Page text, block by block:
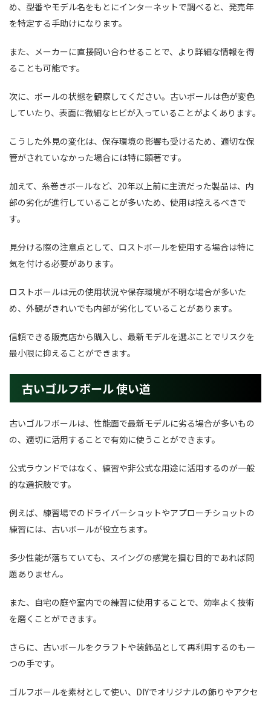
め、型番やモデル名をもとにインターネットで調べると、発売年
を特定する手助けになります。
また、メーカーに直接問い合わせることで、より詳細な情報を得
ることも可能です。
次に、ボールの状態を観察してください。古いボールは色が変色
していたり、表面に微細なヒビが入っていることがよくあります。
こうした外見の変化は、保存環境の影響も受けるため、適切な保
管がされていなかった場合には特に顕著です。
加えて、糸巻きボールなど、20年以上前に主流だった製品は、内
部の劣化が進行していることが多いため、使用は控えるべきで
す。
見分ける際の注意点として、ロストボールを使用する場合は特に
気を付ける必要があります。
ロストボールは元の使用状況や保存環境が不明な場合が多いた
め、外観がきれいでも内部が劣化していることがあります。
信頼できる販売店から購入し、最新モデルを選ぶことでリスクを
最小限に抑えることができます。
古いゴルフボール 使い道
古いゴルフボールは、性能面で最新モデルに劣る場合が多いもの
の、適切に活用することで有効に使うことができます。
公式ラウンドではなく、練習や非公式な用途に活用するのが一般
的な選択肢です。
例えば、練習場でのドライバーショットやアプローチショットの
練習には、古いボールが役立ちます。
多少性能が落ちていても、スイングの感覚を掴む目的であれば問
題ありません。
また、自宅の庭や室内での練習に使用することで、効率よく技術
を磨くことができます。
さらに、古いボールをクラフトや装飾品として再利用するのも一
つの手です。
ゴルフボールを素材として使い、DIYでオリジナルの飾りやアクセ